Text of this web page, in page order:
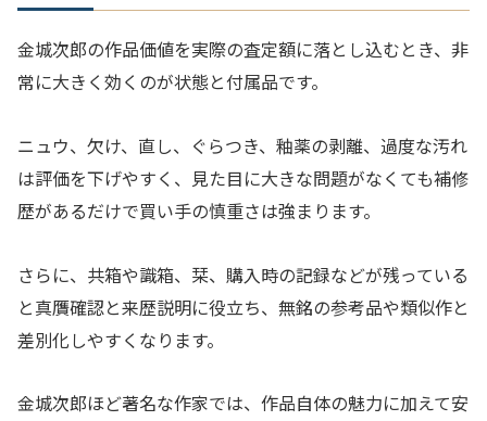
金城次郎の作品価値を実際の査定額に落とし込むとき、非
常に大きく効くのが状態と付属品です。
ニュウ、欠け、直し、ぐらつき、釉薬の剥離、過度な汚れ
は評価を下げやすく、見た目に大きな問題がなくても補修
歴があるだけで買い手の慎重さは強まります。
さらに、共箱や識箱、栞、購入時の記録などが残っている
と真贋確認と来歴説明に役立ち、無銘の参考品や類似作と
差別化しやすくなります。
金城次郎ほど著名な作家では、作品自体の魅力に加えて安